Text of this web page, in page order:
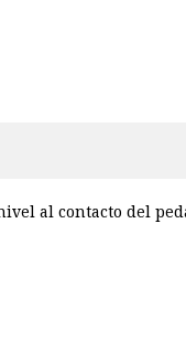
al contacto del